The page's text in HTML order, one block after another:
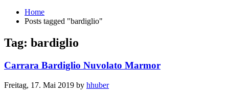
Home
Posts tagged "bardiglio"
Tag: bardiglio
Carrara Bardiglio Nuvolato Marmor
Freitag, 17. Mai 2019 by hhuber